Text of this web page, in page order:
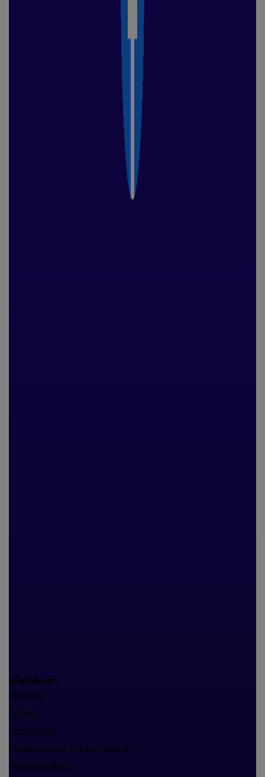
เกี่ยวกับเรา
เกี่ยวกับเรา
ติดต่อเรา
ร่วมงานกับเรา
Facebook (Vnix Group Thailand)
ข้อตกลงและเงื่อนไข